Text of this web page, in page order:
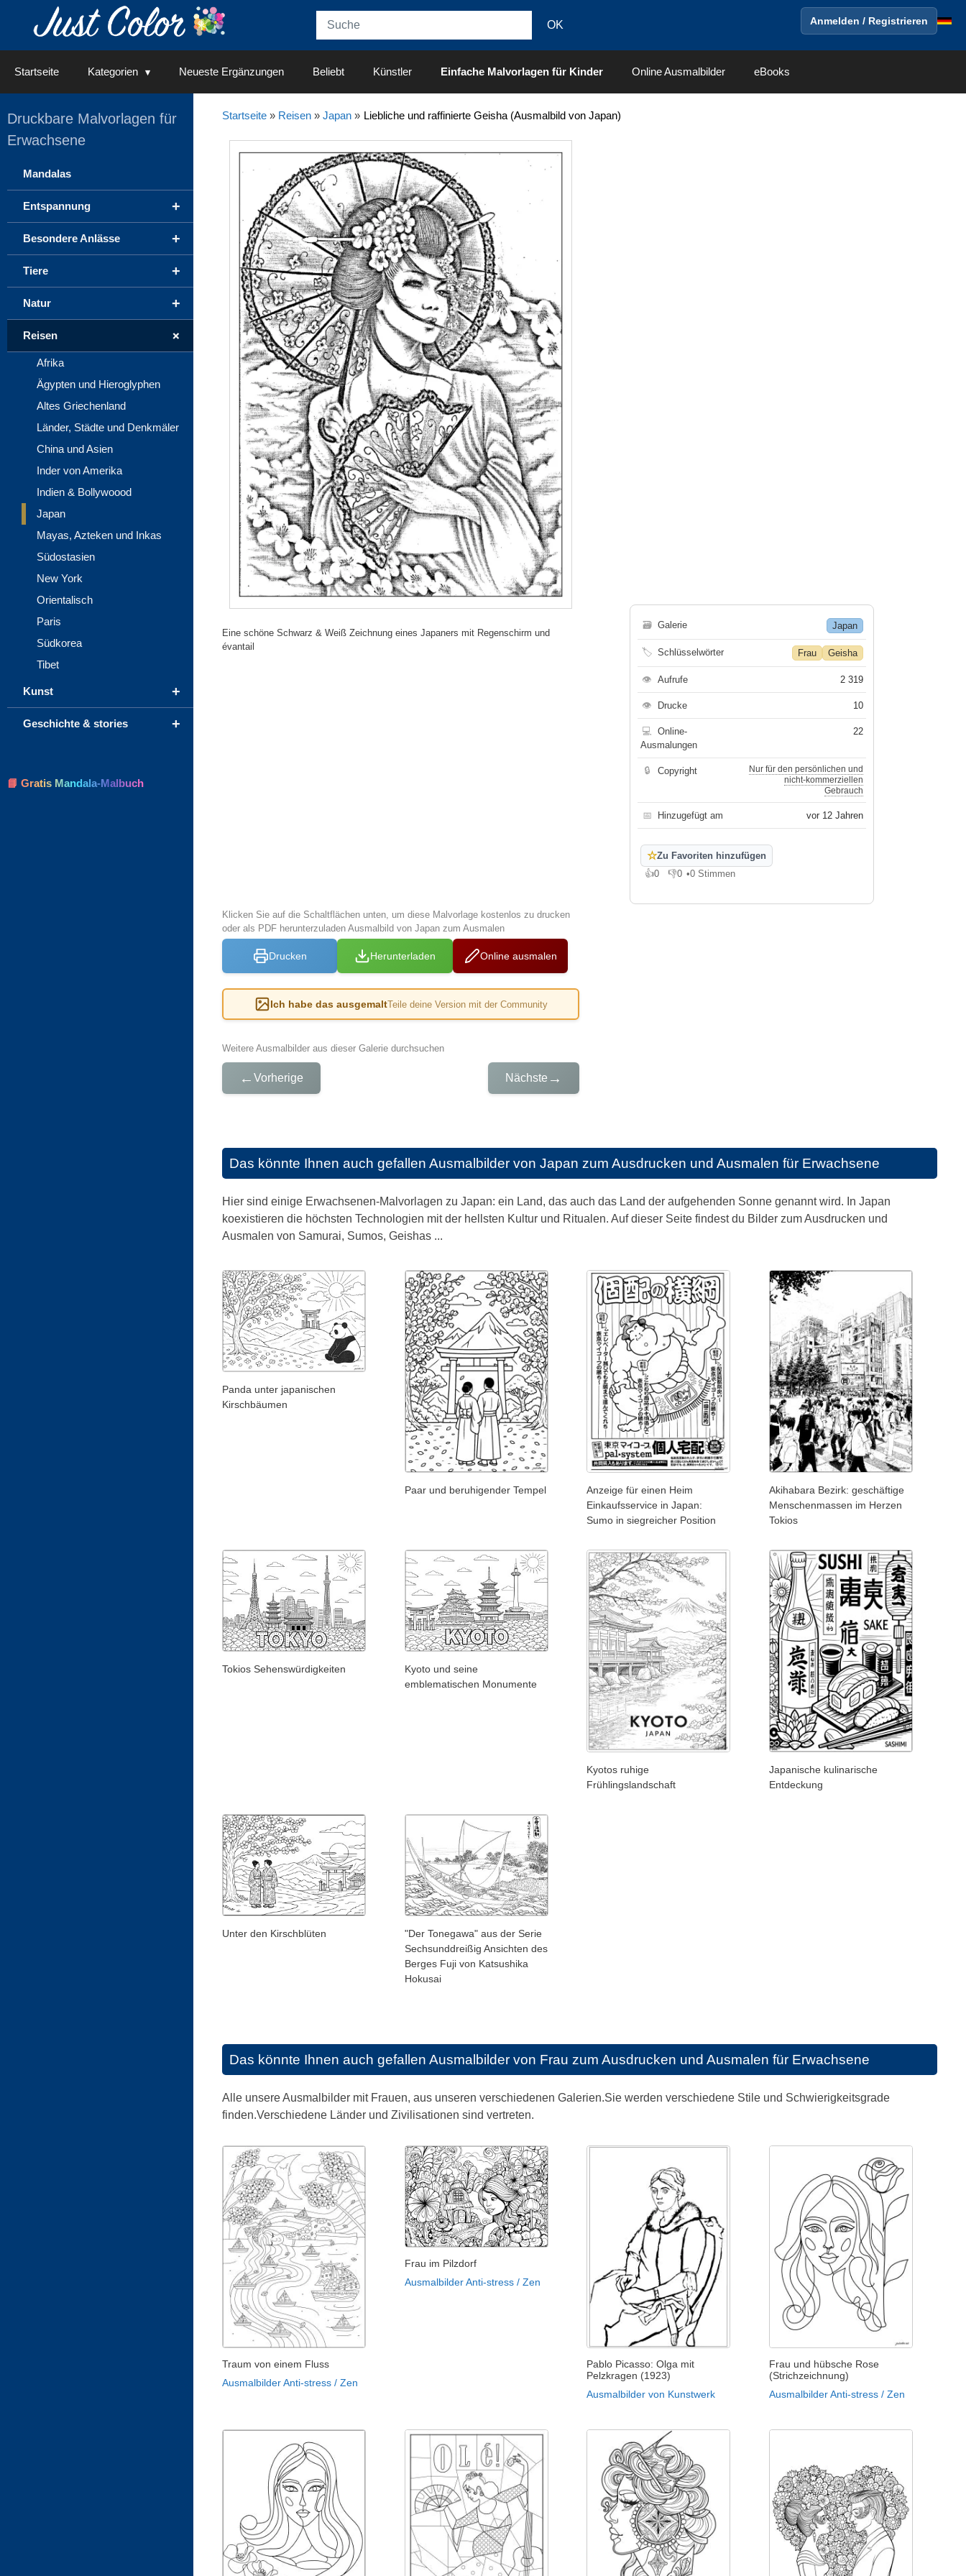
Anmelden / Registrieren
Startseite Kategorien Neueste Ergänzungen Beliebt Künstler Einfache Malvorlagen für Kinder Online Ausmalbilder eBooks
Startseite» Reisen» Japan» Liebliche und raffinierte Geisha (Ausmalbild von Japan)
Eine schöne Schwarz & Weiß Zeichnung eines Japaners mit Regenschirm und
évantail
Klicken Sie auf die Schaltflächen unten, um diese Malvorlage kostenlos zu drucken
oder als PDF herunterzuladen Ausmalbild von Japan zum Ausmalen
Drucken Herunterladen Online ausmalen
Ich habe das ausgemaltTeile deine Version mit der Community
Weitere Ausmalbilder aus dieser Galerie durchsuchen
← Vorherige Nächste →
🗃 Galerie Japan
🏷 Schlüsselwörter Frau Geisha
👁 Aufrufe 2 319
👁 Drucke 10
💻
Online-
Ausmalungen
22
🔒 Copyright
Nur für den persönlichen und
nicht-kommerziellen
Gebrauch
📅 Hinzugefügt am vor 12 Jahren
☆Zu Favoriten hinzufügen
👍0
Gefällt mir
👎0
Gefällt mir nicht
•0 Stimmen
Das könnte Ihnen auch gefallen Ausmalbilder von Japan zum Ausdrucken und Ausmalen für Erwachsene
Hier sind einige Erwachsenen-Malvorlagen zu Japan: ein Land, das auch das Land der aufgehenden Sonne genannt wird. In Japan
koexistieren die höchsten Technologien mit der hellsten Kultur und Ritualen. Auf dieser Seite findest du Bilder zum Ausdrucken und
Ausmalen von Samurai, Sumos, Geishas ...
Panda unter japanischen
Kirschbäumen
Paar und beruhigender Tempel
Anzeige für einen Heim
Einkaufsservice in Japan:
Sumo in siegreicher Position
Akihabara Bezirk: geschäftige
Menschenmassen im Herzen
Tokios
Tokios Sehenswürdigkeiten
Kyoto und seine
emblematischen Monumente
Kyotos ruhige
Frühlingslandschaft
Japanische kulinarische
Entdeckung
Unter den Kirschblüten
"Der Tonegawa" aus der Serie
Sechsunddreißig Ansichten des
Berges Fuji von Katsushika
Hokusai
Das könnte Ihnen auch gefallen Ausmalbilder von Frau zum Ausdrucken und Ausmalen für Erwachsene
Alle unsere Ausmalbilder mit Frauen, aus unseren verschiedenen Galerien.Sie werden verschiedene Stile und Schwierigkeitsgrade
finden.Verschiedene Länder und Zivilisationen sind vertreten.
Traum von einem Fluss
Ausmalbilder Anti-stress / Zen
Frau im Pilzdorf
Ausmalbilder Anti-stress / Zen
Pablo Picasso: Olga mit
Pelzkragen (1923)
Ausmalbilder von Kunstwerk
Frau und hübsche Rose
(Strichzeichnung)
Ausmalbilder Anti-stress / Zen
Druckbare Malvorlagen für
Erwachsene
Mandalas
+
Entspannung
+
Besondere Anlässe
+
Tiere
+
Natur
+
Reisen
Afrika
Ägypten und Hieroglyphen
Altes Griechenland
Länder, Städte und Denkmäler
China und Asien
Inder von Amerika
Indien & Bollywoood
Japan
Mayas, Azteken und Inkas
Südostasien
New York
Orientalisch
Paris
Südkorea
Tibet
+
Kunst
+
Geschichte & stories
📘 Gratis Mandala-Malbuch